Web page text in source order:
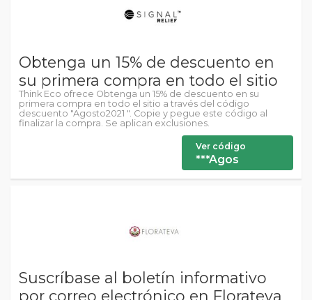
Obtenga un 15% de descuento en
su primera compra en todo el sitio
Think Eco ofrece Obtenga un 15% de descuento en su
primera compra en todo el sitio a través del código
descuento "Agosto2021 ". Copie y pegue este código al
finalizar la compra. Se aplican exclusiones.
Ver código
***Agos
Suscríbase al boletín informativo
por correo electrónico en Florateva